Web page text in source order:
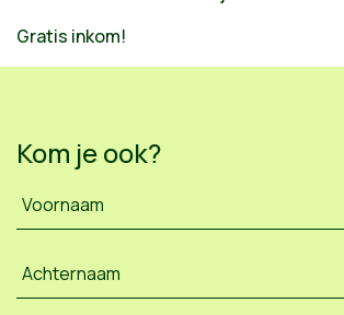
Gratis inkom!
Kom je ook?
Voornaam
Achternaam